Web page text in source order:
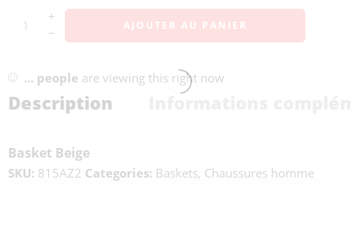
+
−
AJOUTER AU PANIER
... people are viewing this right now
Description
Basket Beige
SKU: 815AZ2 Categories: Baskets, Chaussures homme